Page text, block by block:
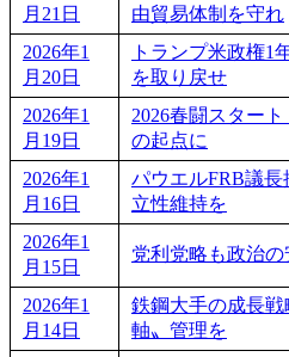
月21日
由貿易体制を守れ
2026年1
月20日
トランプ米政権
を取り戻せ
2026年1
月19日
2026春闘スター
の起点に
2026年1
月16日
パウエルFRB議
立性維持を
2026年1
月15日
党利党略も政治
2026年1
月14日
鉄鋼大手の成長
軸〟管理を